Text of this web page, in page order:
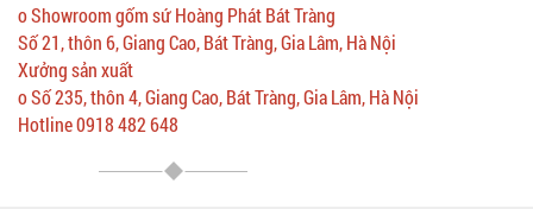
o Showroom gốm sứ Hoàng Phát Bát Tràng
Số 21, thôn 6, Giang Cao, Bát Tràng, Gia Lâm, Hà Nội
Xưởng sản xuất
o Số 235, thôn 4, Giang Cao, Bát Tràng, Gia Lâm, Hà Nội
Hotline 0918 482 648